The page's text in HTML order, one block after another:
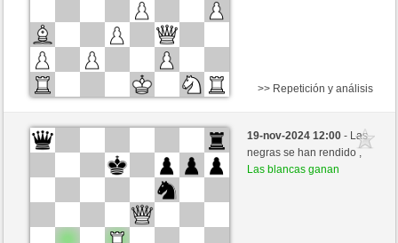
Negras
Anonymous
Blancas
>> Repetición y análisis
19-nov-2024 12:00- Las
negras se han rendido ,
Las blancas ganan